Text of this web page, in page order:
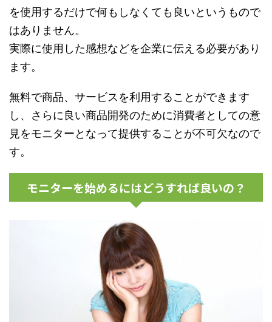
を使用するだけで何もしなくても良いというもので
はありません。
実際に使用した感想などを企業に伝える必要があり
ます。
無料で商品、サービスを利用することができます
し、さらに良い商品開発のために消費者としての意
見をモニターとなって提供することが不可欠なので
す。
モニターを始めるにはどうすれば良いの？